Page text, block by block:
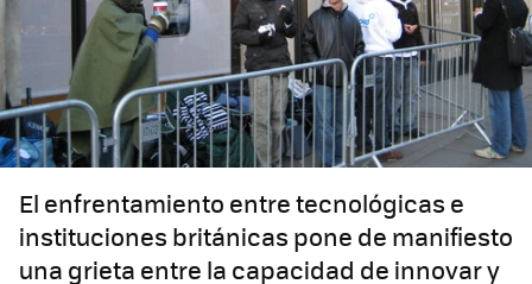
El enfrentamiento entre tecnológicas e
instituciones británicas pone de manifiesto
una grieta entre la capacidad de innovar y